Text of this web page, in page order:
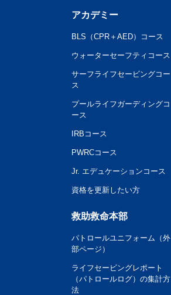
アカデミー
BLS（CPR＋AED）コース
ウォーターセーフティコース
サーフライフセービングコー
ス
プールライフガーディングコ
ース
IRBコース
PWRCコース
Jr. エデュケーションコース
資格を更新したい方
救助救命本部
パトロールユニフォーム（外
部ページ）
ライフセービングレポート
（パトロールログ）の集計方
法